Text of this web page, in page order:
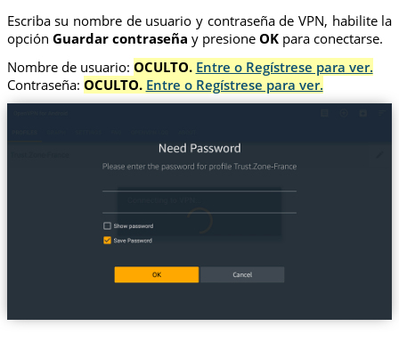
Escriba su nombre de usuario y contraseña de VPN, habilite la
opción Guardar contraseña y presione OKpara conectarse.
Nombre de usuario: OCULTO. Entre o Regístrese para ver.
Contraseña: OCULTO. Entre o Regístrese para ver.